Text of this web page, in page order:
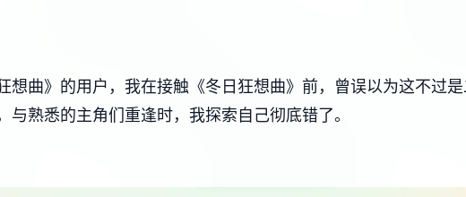
想曲》的用户，我在接触《冬日狂想曲》前，曾误以为这不过
与熟悉的主角们重逢时，我探索自己彻底错了。